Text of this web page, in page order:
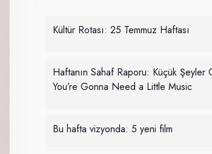
Kültür Rotası: 25 Temmuz Haftası
Haftanın Sahaf Raporu: Küçük Şeyler
You’re Gonna Need a Little Music
Bu hafta vizyonda: 5 yeni film